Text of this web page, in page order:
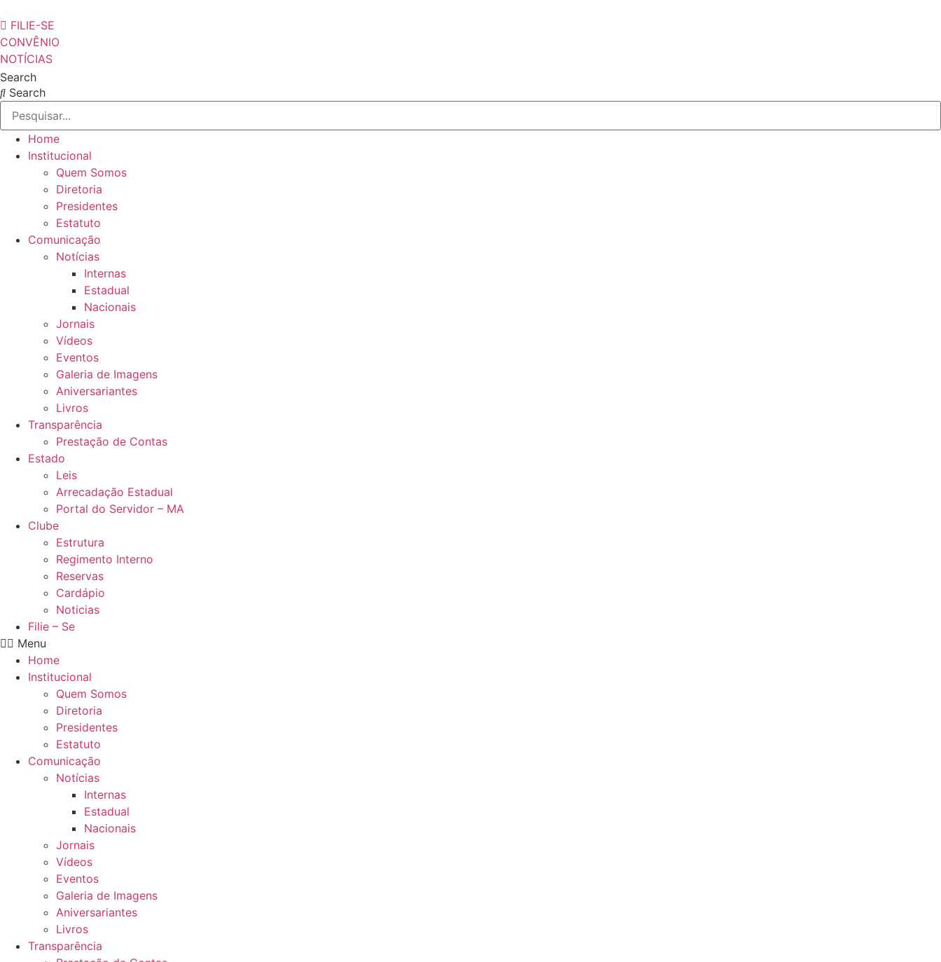
para
o
conteúdo
FILIE-SE
CONVÊNIO
NOTÍCIAS
Search
Search
Home
Institucional
Quem Somos
Diretoria
Presidentes
Estatuto
Comunicação
Notícias
Internas
Estadual
Nacionais
Jornais
Vídeos
Eventos
Galeria de Imagens
Aniversariantes
Livros
Transparência
Prestação de Contas
Estado
Leis
Arrecadação Estadual
Portal do Servidor – MA
Clube
Estrutura
Regimento Interno
Reservas
Cardápio
Noticias
Filie – Se
Menu
Home
Institucional
Quem Somos
Diretoria
Presidentes
Estatuto
Comunicação
Notícias
Internas
Estadual
Nacionais
Jornais
Vídeos
Eventos
Galeria de Imagens
Aniversariantes
Livros
Transparência